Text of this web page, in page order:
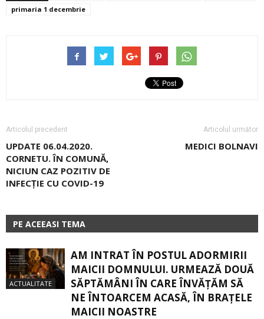
primaria 1 decembrie
Articolul precedent
UPDATE 06.04.2020.
CORNETU. ÎN COMUNĂ,
NICIUN CAZ POZITIV DE
INFECŢIE CU COVID-19
Articolul următor
MEDICI BOLNAVI
PE ACEEASI TEMA
ACTUALITATE
AM INTRAT ÎN POSTUL ADORMIRII
MAICII DOMNULUI. URMEAZĂ DOUĂ
SĂPTĂMÂNI ÎN CARE ÎNVĂŢĂM SĂ
NE ÎNTOARCEM ACASĂ, ÎN BRAŢELE
MAICII NOASTRE